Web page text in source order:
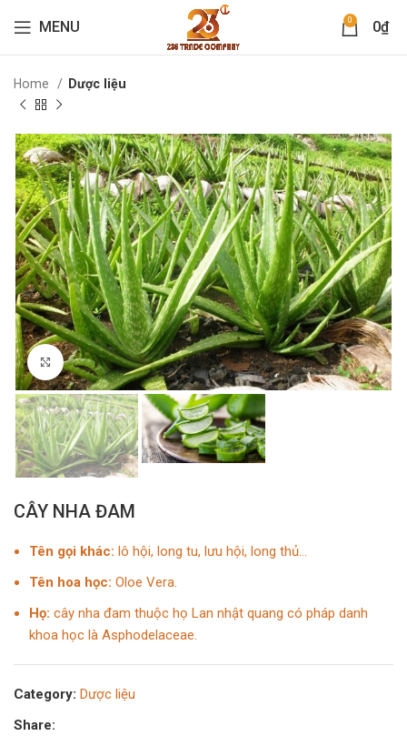
MENU 0 0₫
Home Dược liệu
Click to enlarge
CÂY NHA ĐAM
Tên gọi khác: lô hội, long tu, lưu hội, long thủ…
Tên hoa học: Oloe Vera.
Họ: cây nha đam thuộc họ Lan nhật quang có pháp danh
khoa học là Asphodelaceae.
Category: Dược liệu
Share: